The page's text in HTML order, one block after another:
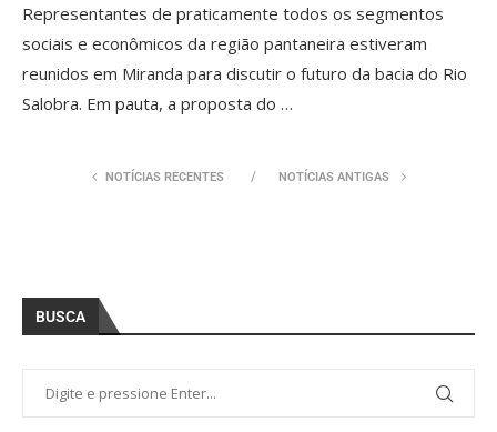
Representantes de praticamente todos os segmentos
sociais e econômicos da região pantaneira estiveram
reunidos em Miranda para discutir o futuro da bacia do Rio
Salobra. Em pauta, a proposta do …
NOTÍCIAS RECENTES NOTÍCIAS ANTIGAS
BUSCA